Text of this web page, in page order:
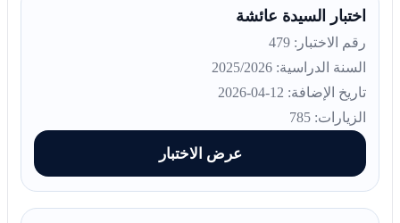
اختبار السيدة عائشة
رقم الاختبار: 479
السنة الدراسية: 2025/2026
تاريخ الإضافة: 12-04-2026
الزيارات: 785
عرض الاختبار